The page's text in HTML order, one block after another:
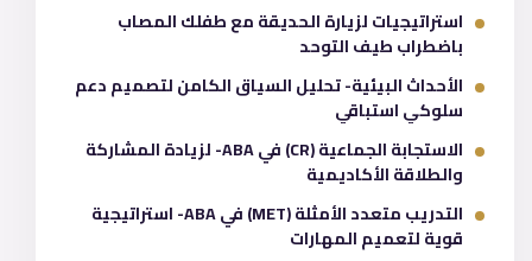
استراتيجيات لزيارة الحديقة مع طفلك المصاب
باضطراب طيف التوحد
الأحداث البيئية- تحليل السياق الكامن لتصميم دعم
سلوكي استباقي
الاستجابة الجماعية (CR) في ABA- لزيادة المشاركة
والطلاقة الأكاديمية
التدريب متعدد الأمثلة (MET) في ABA- استراتيجية
قوية لتعميم المهارات